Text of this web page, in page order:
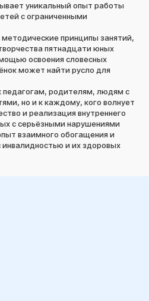
уникальный опыт работы
с ограниченными
принципы занятий,
пятнадцати юных
освоения словесных
может найти русло для
педагогам, родителям, людям с
но и к каждому, кого волнует
и реализация внутреннего
с серьёзными нарушениями
взаимного обогащения и
и их здоровых